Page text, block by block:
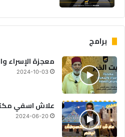
برامج
معجزة الإسراء
2024-10-03
علاش اسفي
2024-06-20